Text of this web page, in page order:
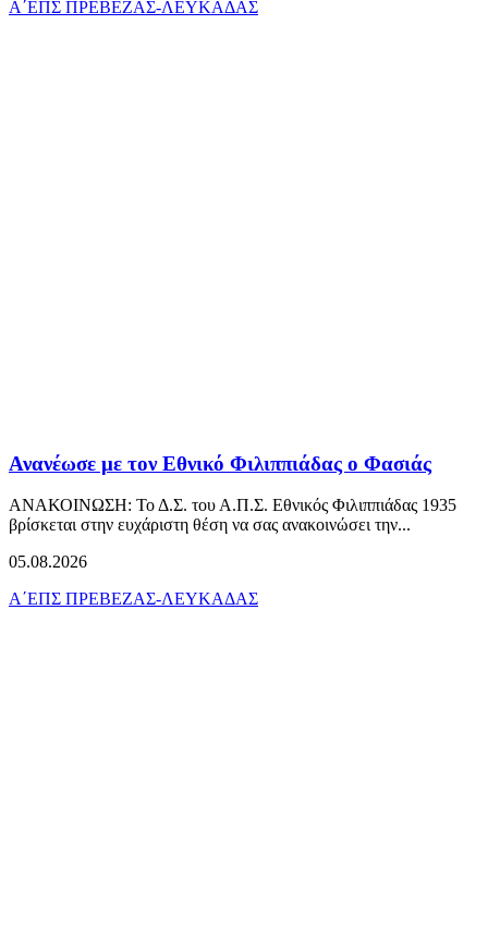
Α΄ΕΠΣ ΠΡΕΒΕΖΑΣ-ΛΕΥΚΑΔΑΣ
Ανανέωσε με τον Εθνικό Φιλιππιάδας ο Φασιάς
ΑΝΑΚΟΙΝΩΣΗ: Το Δ.Σ. του Α.Π.Σ. Εθνικός Φιλιππιάδας 1935
βρίσκεται στην ευχάριστη θέση να σας ανακοινώσει την...
05.08.2026
Α΄ΕΠΣ ΠΡΕΒΕΖΑΣ-ΛΕΥΚΑΔΑΣ